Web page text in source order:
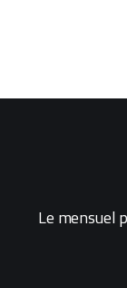
Le mensuel